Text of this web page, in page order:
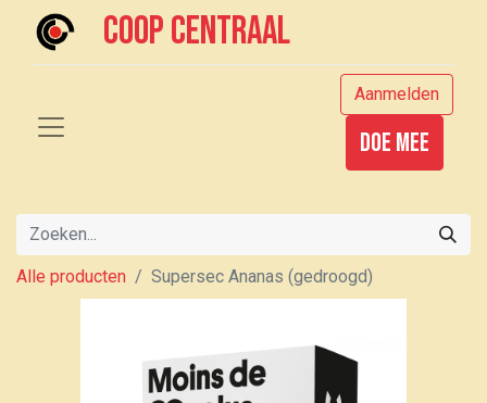
Coop centraal
Aanmelden
Doe mee
Alle producten Supersec Ananas (gedroogd)